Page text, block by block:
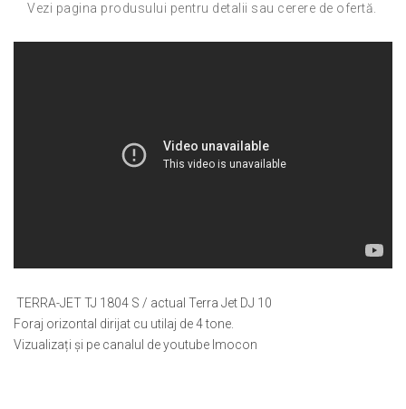
Vezi pagina produsului pentru detalii sau cerere de ofertă.
TERRA-JET TJ 1804 S / actual Terra Jet DJ 10
Foraj orizontal dirijat cu utilaj de 4 tone.
Vizualizați și pe canalul de youtube Imocon